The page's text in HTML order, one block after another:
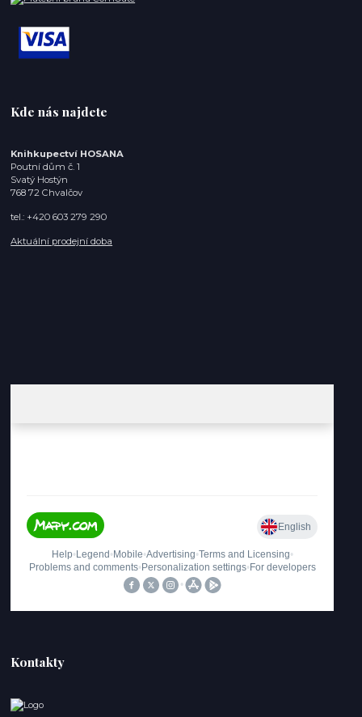
Kde nás najdete
Knihkupectví HOSANA
Poutní dům č. 1
Svatý Hostýn
768 72 Chvalčov
tel.: +420 603 279 290
Aktuální prodejní doba
Kontakty